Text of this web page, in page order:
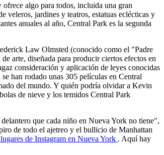
algo para todos, incluida una gran
veleros, jardines y teatros, estatuas eclécticas y
anuales al año, Central Park es la segunda
Law Olmsted (conocido como el "Padre
arte, diseñada para producir ciertos efectos en
consideración y aplicación de leyes conocidas
han rodado unas 305 películas en Central
del mundo. Y quién podría olvidar a Kevin
de nieve y los temidos Central Park
que cada niño en Nueva York no tiene",
de todo el ajetreo y el bullicio de Manhattan
de Instagram en Nueva York . Aquí hay